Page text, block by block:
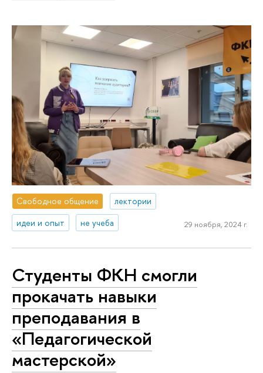
Свободное общение
лектории
идеи и опыт
не учеба 29 ноября, 2024 г.
Студенты ФКН смогли
прокачать навыки
преподавания в
«Педагогической
мастерской»